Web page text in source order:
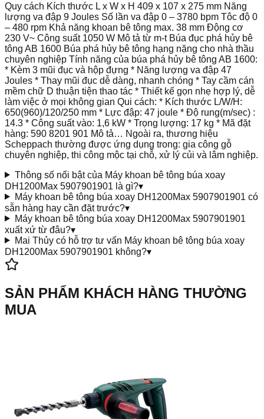
Quy cách Kích thước L x W x H 409 x 107 x 275 mm Năng
lượng va đập 9 Joules Số lần va đập 0 – 3780 bpm Tôc độ 0
– 480 rpm Khả năng khoan bê tông max. 38 mm Động cơ
230 V~ Công suất 1050 W Mô tả từ m-t Búa đục phá hủy bê
tông AB 1600 Búa phá hủy bê tông hạng nặng cho nhà thầu
chuyên nghiệp Tính năng của búa phá hủy bê tông AB 1600:
* Kèm 3 mũi đục và hộp đựng * Năng lượng va đập 47
Joules * Thay mũi đục dễ dàng, nhanh chóng * Tay cầm cán
mềm chữ D thuận tiện thao tác * Thiết kế gọn nhẹ hợp lý, dễ
làm việc ở mọi không gian Qui cách: * Kích thước L/W/H:
650(960)/120/250 mm * Lực đập: 47 joule * Độ rung(m/sec) :
14.3 * Công suất vào: 1,6 kW * Trọng lượng: 17 kg * Mã đặt
hàng: 590 8201 901 Mô tả… Ngoài ra, thương hiệu
Scheppach thường được ứng dụng trong: gia công gỗ
chuyên nghiệp, thi công mộc tại chỗ, xử lý củi và lâm nghiệp.
Thông số nổi bật của Máy khoan bê tông búa xoay
DH1200Max 5907901901 là gì?▾
Máy khoan bê tông búa xoay DH1200Max 5907901901 có
sẵn hàng hay cần đặt trước?▾
Máy khoan bê tông búa xoay DH1200Max 5907901901
xuất xứ từ đâu?▾
Mai Thủy có hỗ trợ tư vấn Máy khoan bê tông búa xoay
DH1200Max 5907901901 không?▾
SẢN PHẨM KHÁCH HÀNG THƯỜNG
MUA